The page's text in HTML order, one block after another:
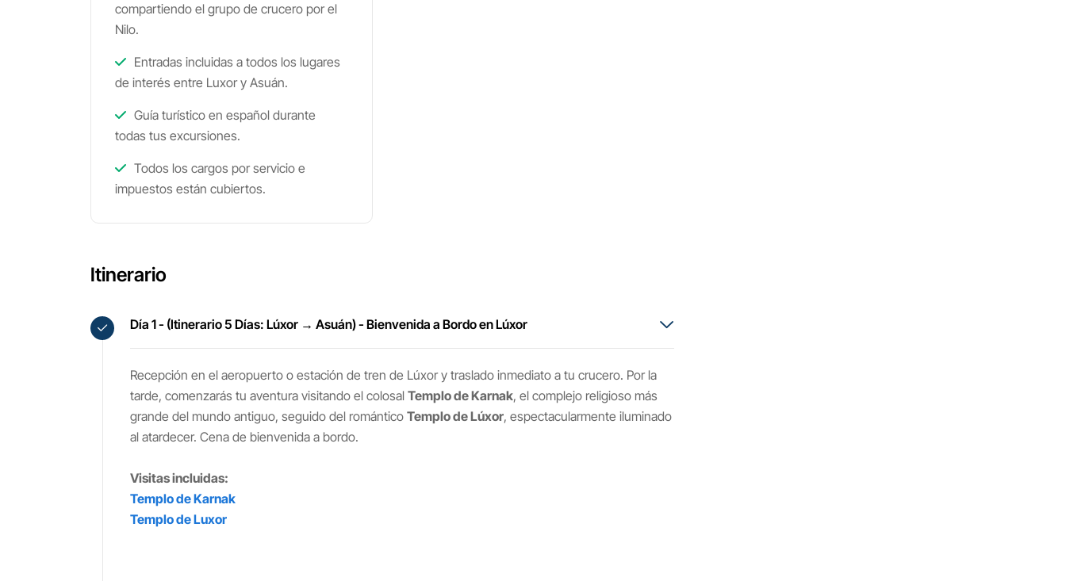
compartiendo el grupo de crucero por el
Nilo.
Entradas incluidas a todos los lugares
de interés entre Luxor y Asuán.
Guía turístico en español durante
todas tus excursiones.
Todos los cargos por servicio e
impuestos están cubiertos.
Itinerario
Día 1 - (Itinerario 5 Días: Lúxor → Asuán) - Bienvenida a Bordo en Lúxor
Recepción en el aeropuerto o estación de tren de Lúxor y traslado inmediato a tu crucero. Por la
tarde, comenzarás tu aventura visitando el colosal Templo de Karnak, el complejo religioso más
grande del mundo antiguo, seguido del romántico Templo de Lúxor, espectacularmente iluminado
al atardecer. Cena de bienvenida a bordo.
Visitas incluidas:
Templo de Karnak
Templo de Luxor